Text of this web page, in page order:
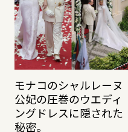
モナコのシャルレーヌ
公妃の圧巻のウエディ
ングドレスに隠された
秘密。